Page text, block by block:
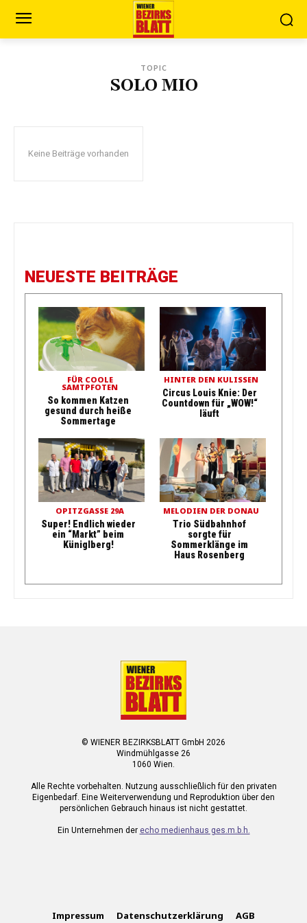
TOPIC
SOLO MIO
Keine Beiträge vorhanden
NEUESTE BEITRÄGE
FÜR COOLE
SAMTPFOTEN
So kommen Katzen
gesund durch heiße
Sommertage
HINTER DEN KULISSEN
Circus Louis Knie: Der
Countdown für „WOW!“
läuft
OPITZGASSE 29A
Super! Endlich wieder
ein “Markt” beim
Küniglberg!
MELODIEN DER DONAU
Trio Südbahnhof
sorgte für
Sommerklänge im
Haus Rosenberg
© WIENER BEZIRKSBLATT GmbH 2026
Windmühlgasse 26
1060 Wien.
Alle Rechte vorbehalten. Nutzung ausschließlich für den privaten
Eigenbedarf. Eine Weiterverwendung und Reproduktion über den
persönlichen Gebrauch hinaus ist nicht gestattet.
Ein Unternehmen der echo medienhaus ges.m.b.h.
Impressum Datenschutzerklärung AGB